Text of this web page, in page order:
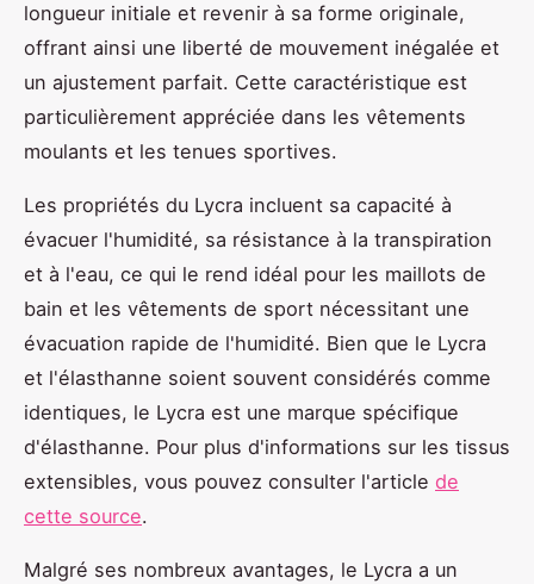
longueur initiale et revenir à sa forme originale,
offrant ainsi une liberté de mouvement inégalée et
un ajustement parfait. Cette caractéristique est
particulièrement appréciée dans les vêtements
moulants et les tenues sportives.
Les propriétés du Lycra incluent sa capacité à
évacuer l'humidité, sa résistance à la transpiration
et à l'eau, ce qui le rend idéal pour les maillots de
bain et les vêtements de sport nécessitant une
évacuation rapide de l'humidité. Bien que le Lycra
et l'élasthanne soient souvent considérés comme
identiques, le Lycra est une marque spécifique
d'élasthanne. Pour plus d'informations sur les tissus
extensibles, vous pouvez consulter l'article de
cette source.
Malgré ses nombreux avantages, le Lycra a un